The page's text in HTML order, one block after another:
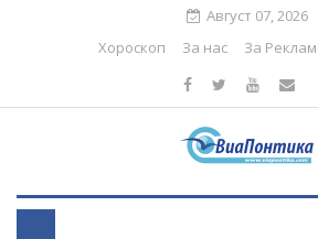
Август 07, 2026
Хороскоп
За нас За